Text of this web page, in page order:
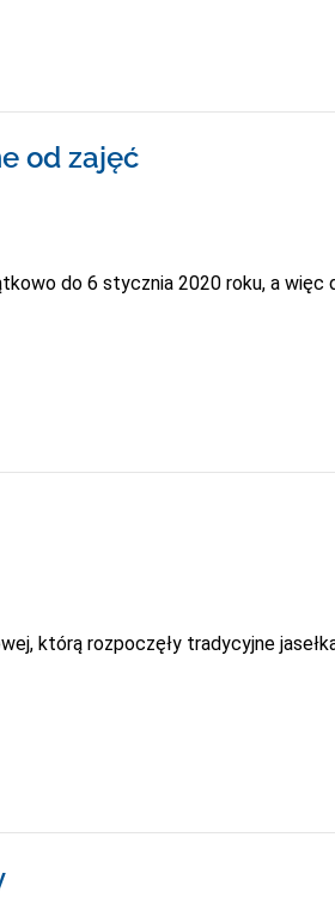
od zajęć
do 6 stycznia 2020 roku, a więc
którą rozpoczęły tradycyjne